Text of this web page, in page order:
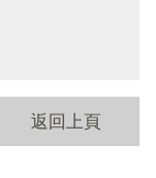
返回上頁